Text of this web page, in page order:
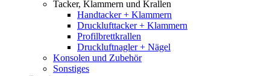
Tacker, Klammern und Krallen
Handtacker + Klammern
Drucklufttacker + Klammern
Profilbrettkrallen
Druckluftnagler + Nägel
Konsolen und Zubehör
Sonstiges